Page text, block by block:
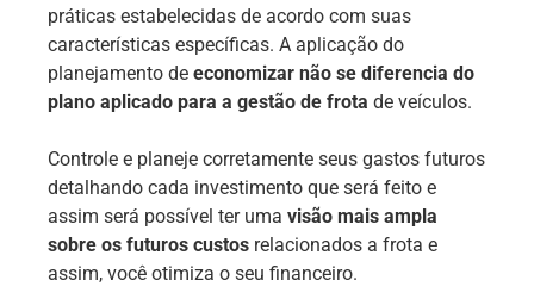
práticas estabelecidas de acordo com suas
características específicas. A aplicação do
planejamento de economizar não se diferencia do
plano aplicado para a gestão de frota de veículos.
Controle e planeje corretamente seus gastos futuros
detalhando cada investimento que será feito e
assim será possível ter uma visão mais ampla
sobre os futuros custos relacionados a frota e
assim, você otimiza o seu financeiro.